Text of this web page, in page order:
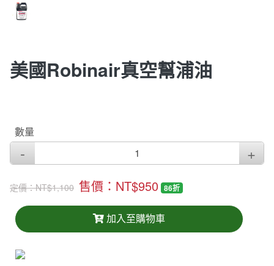
美國Robinair真空幫浦油
數量
定價：NT$1,100 售價：NT$950 86折
加入至購物車